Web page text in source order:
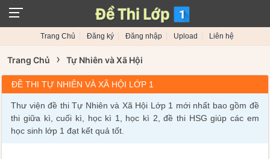
Trang Chủ Đăng ký Đăng nhập Upload Liên hệ
Trang Chủ › Tự Nhiên và Xã Hội
ĐỀ THI TỰ NHIÊN VÀ XÃ HỘI LỚP 1
Thư viện đề thi Tự Nhiên và Xã Hội Lớp 1 mới nhất bao gồm đề
thi giữa kì, cuối kì, học kì 1, học kì 2, đề thi HSG giúp các em
học sinh lớp 1 đạt kết quả tốt.